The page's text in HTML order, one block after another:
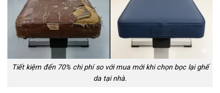
Tiết kiệm đến 70% chi phí so với mua mới khi chọn bọc lại ghế
da tại nhà.